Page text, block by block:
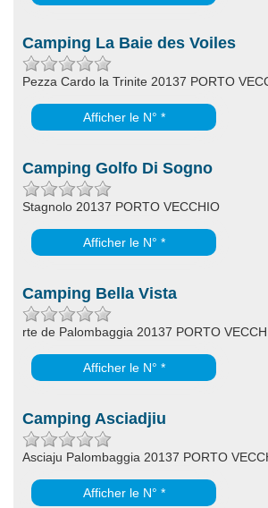
Camping La Baie des Voiles
Pezza Cardo la Trinite 20137 PORTO
Afficher le N° *
Camping Golfo Di Sogno
Stagnolo 20137 PORTO VECCHIO
Afficher le N° *
Camping Bella Vista
rte de Palombaggia 20137 PORTO
Afficher le N° *
Camping Asciadjiu
Asciaju Palombaggia 20137 PORTO
Afficher le N° *